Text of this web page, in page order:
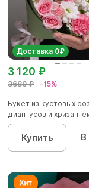
Доставка 0₽
3680 ₽ -15%
3 120 ₽
Букет из кустовых
диантусов и
кустовой...
Купить В